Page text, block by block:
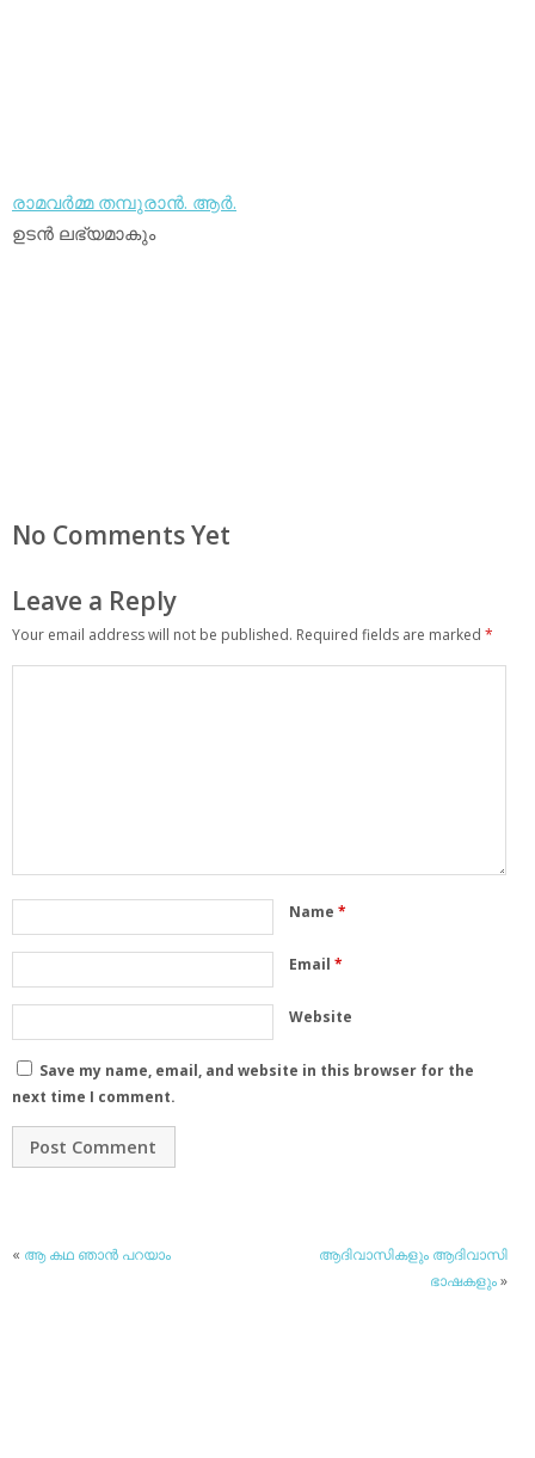
രാമവര്‍മ്മ തമ്പുരാന്‍. ആര്‍.
ഉടന്‍ ലഭ്യമാകും
No Comments Yet
Leave a Reply
Your email address will not be published. Required fields are marked *
Name *
Email *
Website
Save my name, email, and website in this browser for the
next time I comment.
« ആ കഥ ഞാന്‍ പറയാം
ആദിവാസികളും ആദിവാസി
ഭാഷകളും»